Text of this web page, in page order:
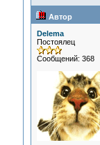
Автор
Delema
Постоялец
Сообщений: 368